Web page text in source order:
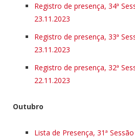
Registro de presença, 34ª
23.11.2023
Registro de presença, 33ª
23.11.2023
Registro de presença, 32ª
22.11.2023
Outubro
Lista de Presença, 31ª